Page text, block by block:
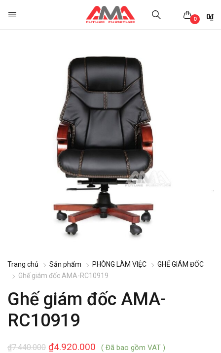
0₫
0
Trang chủ Sản phẩm PHÒNG LÀM VIỆC
GHẾ GIÁM ĐỐC
Ghế giám đốc AMA-RC10919
Ghế giám đốc AMA-
RC10919
7.440.000
₫ 4.920.000
₫ ( Đã bao gồm VAT )